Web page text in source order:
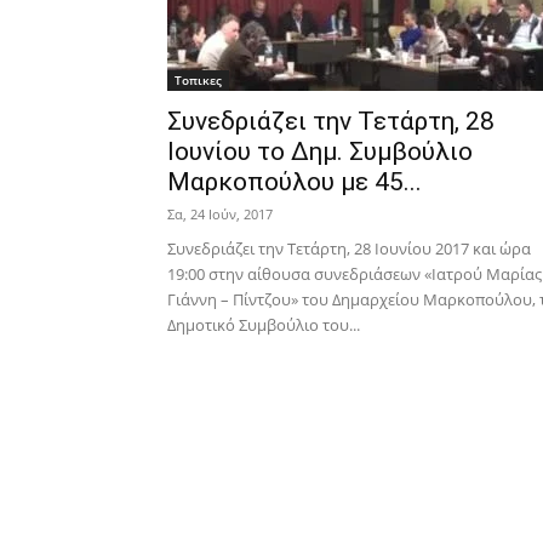
Τοπικες
Συνεδριάζει την Τετάρτη, 28
Ιουνίου το Δημ. Συμβούλιο
Μαρκοπούλου με 45...
Σα, 24 Ιούν, 2017
Συνεδριάζει την Τετάρτη, 28 Ιουνίου 2017 και ώρα
19:00 στην αίθουσα συνεδριάσεων «Ιατρού Μαρίας
Γιάννη – Πίντζου» του Δημαρχείου Μαρκοπούλου,
Δημοτικό Συμβούλιο του...